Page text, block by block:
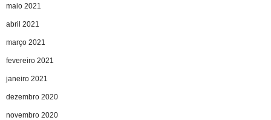
maio 2021
abril 2021
março 2021
fevereiro 2021
janeiro 2021
dezembro 2020
novembro 2020